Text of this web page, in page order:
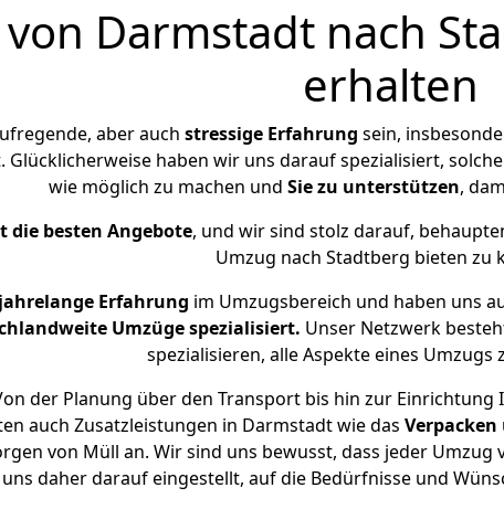
Darmstadt nach
erhalten
aber auch stressige Erfahrung sein,
Glücklicherweise haben wir uns darauf spezialisiert,
wie möglich zu machen und Sie zu unterstützen,
die besten Angebote, und wir sind stolz darauf,
Umzug nach Stadtberg bieten zu
Erfahrung im Umzugsbereich und haben uns
Umzüge spezialisiert. Unser Netzwerk
spezialisieren, alle Aspekte eines Umzugs
der Planung über den Transport bis hin zur Einrichtung
auch Zusatzleistungen in Darmstadt wie das Verpacken
von Müll an. Wir sind uns bewusst, dass jeder
uns daher darauf eingestellt, auf die Bedürfnisse und